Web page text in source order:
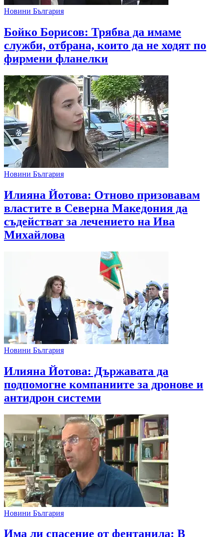
Новини България
Бойко Борисов: Трябва да имаме
служби, отбрана, които да не ходят по
фирмени фланелки
Новини България
Илияна Йотова: Отново призовавам
властите в Северна Македония да
съдействат за лечението на Ива
Михайлова
Новини България
Илияна Йотова: Държавата да
подпомогне компаниите за дронове и
антидрон системи
Новини България
Има ли спасение от фентанила: В